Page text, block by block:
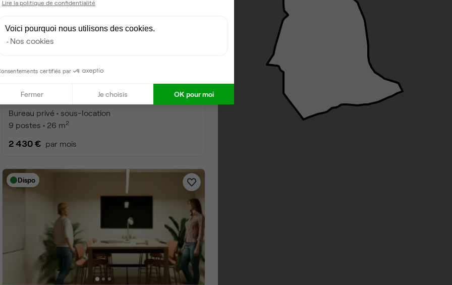
Lire la politique de confidentialité
Voici pourquoi nous utilisons des cookies.
Nos cookies
certifiés par
Fermer Je choisis OK pour moi